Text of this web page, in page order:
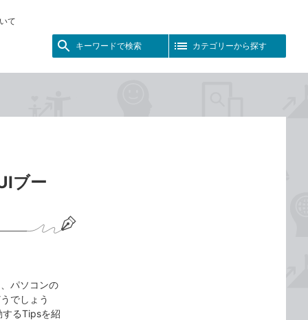
て
キーワードで検索 カテゴリーから探す
ブー
パソコンの
でしょう
るTipsを紹